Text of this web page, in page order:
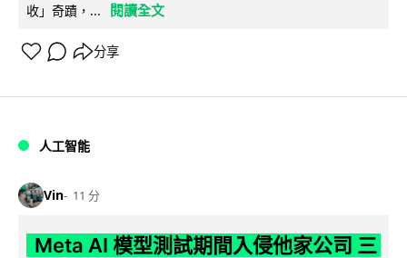
收」奇蹟，...
閱讀全文
分享
人工智能
Vin 11 分
Meta AI 模型測試期間入侵他家公司 三